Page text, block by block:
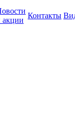
акции
Контакты